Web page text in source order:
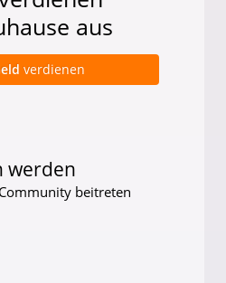
aus
verdienen
werden
beitreten